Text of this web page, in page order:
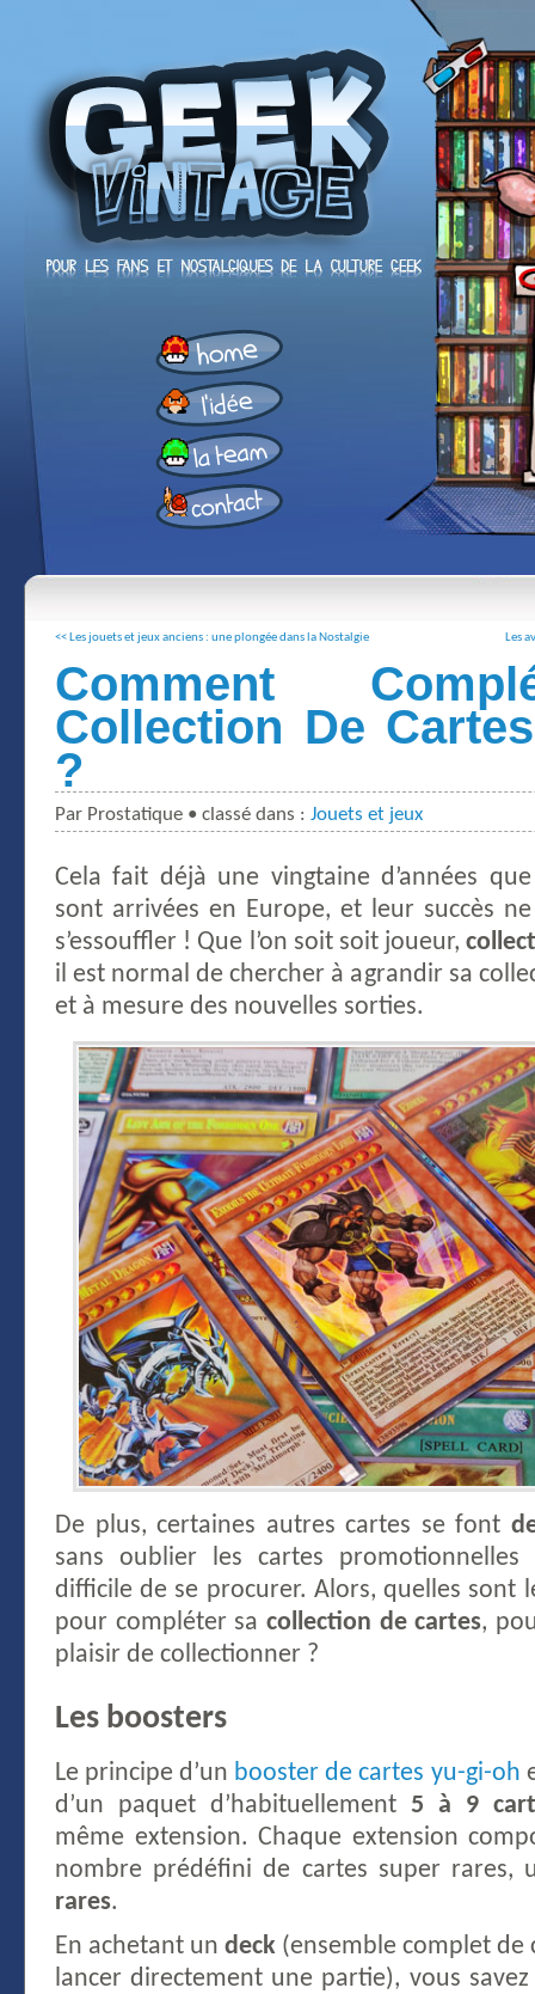
<< Les jouets et jeux anciens : une plongée dans la Nostalgie Les
Comment
Collection De
?
Par Prostatique • classé dans : Jouets et jeux
Cela fait déjà une vingtaine d’années
sont arrivées en Europe, et leur succès
s’essouffler ! Que l’on soit soit joueur,
il est normal de chercher à agrandir sa
et à mesure des nouvelles sorties.
De plus, certaines autres cartes se font
sans oublier les cartes promotionnelles
difficile de se procurer. Alors, quelles sont
pour compléter sa collection de cartes,
plaisir de collectionner ?
Les boosters
Le principe d’un booster de cartes yu-gi-oh
d’un paquet d’habituellement 5 à 9
même extension. Chaque extension
nombre prédéfini de cartes super
rares.
En achetant un deck (ensemble complet
lancer directement une partie), vous